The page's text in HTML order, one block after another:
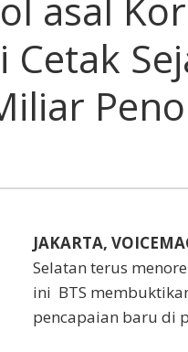
Selatan
BTS
Kembali
Cetak
Sejarah,
Video
asal
Cetak
JAKARTA,
Selatan terus
ini BTS
pencapaian baru di